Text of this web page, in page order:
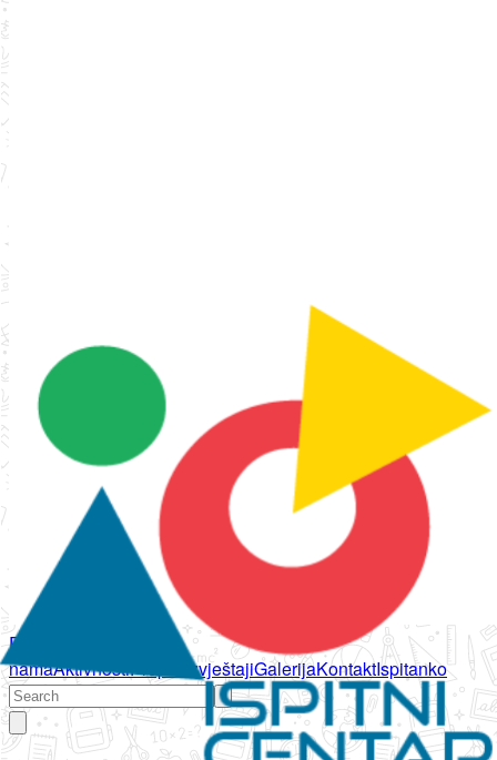
Početna
namaAktivnostiPropisi IzvještajiGalerijaKontaktIspitanko